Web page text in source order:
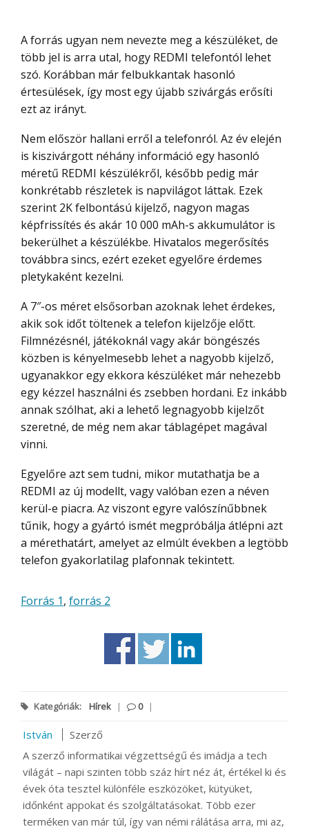
A forrás ugyan nem nevezte meg a készüléket, de
több jel is arra utal, hogy REDMI telefontól lehet
szó. Korábban már felbukkantak hasonló
értesülések, így most egy újabb szivárgás erősíti
ezt az irányt.
Nem először hallani erről a telefonról. Az év elején
is kiszivárgott néhány információ egy hasonló
méretű REDMI készülékről, később pedig már
konkrétabb részletek is napvilágot láttak. Ezek
szerint 2K felbontású kijelző, nagyon magas
képfrissítés és akár 10 000 mAh-s akkumulátor is
bekerülhet a készülékbe. Hivatalos megerősítés
továbbra sincs, ezért ezeket egyelőre érdemes
pletykaként kezelni.
A 7″-os méret elsősorban azoknak lehet érdekes,
akik sok időt töltenek a telefon kijelzője előtt.
Filmnézésnél, játékoknál vagy akár böngészés
közben is kényelmesebb lehet a nagyobb kijelző,
ugyanakkor egy ekkora készüléket már nehezebb
egy kézzel használni és zsebben hordani. Ez inkább
annak szólhat, aki a lehető legnagyobb kijelzőt
szeretné, de még nem akar táblagépet magával
vinni.
Egyelőre azt sem tudni, mikor mutathatja be a
REDMI az új modellt, vagy valóban ezen a néven
kerül-e piacra. Az viszont egyre valószínűbbnek
tűnik, hogy a gyártó ismét megpróbálja átlépni azt
a mérethatárt, amelyet az elmúlt években a legtöbb
telefon gyakorlatilag plafonnak tekintett.
Forrás 1, forrás 2
Kategóriák: Hírek | 0 |
István
Szerző
A szerző informatikai végzettségű és imádja a tech
világát – napi szinten több száz hírt néz át, értékel ki és
évek óta tesztel különféle eszközöket, kütyüket,
időnként appokat és szolgáltatásokat. Több ezer
terméken van már túl, így van némi rálátása arra, mi az,